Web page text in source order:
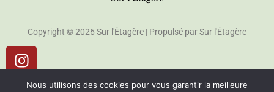
Copyright © 2026 Sur l'Étagère | Propulsé par Sur l'Étagère
Me Contacter
Nous utilisons des cookies pour vous garantir la meilleure